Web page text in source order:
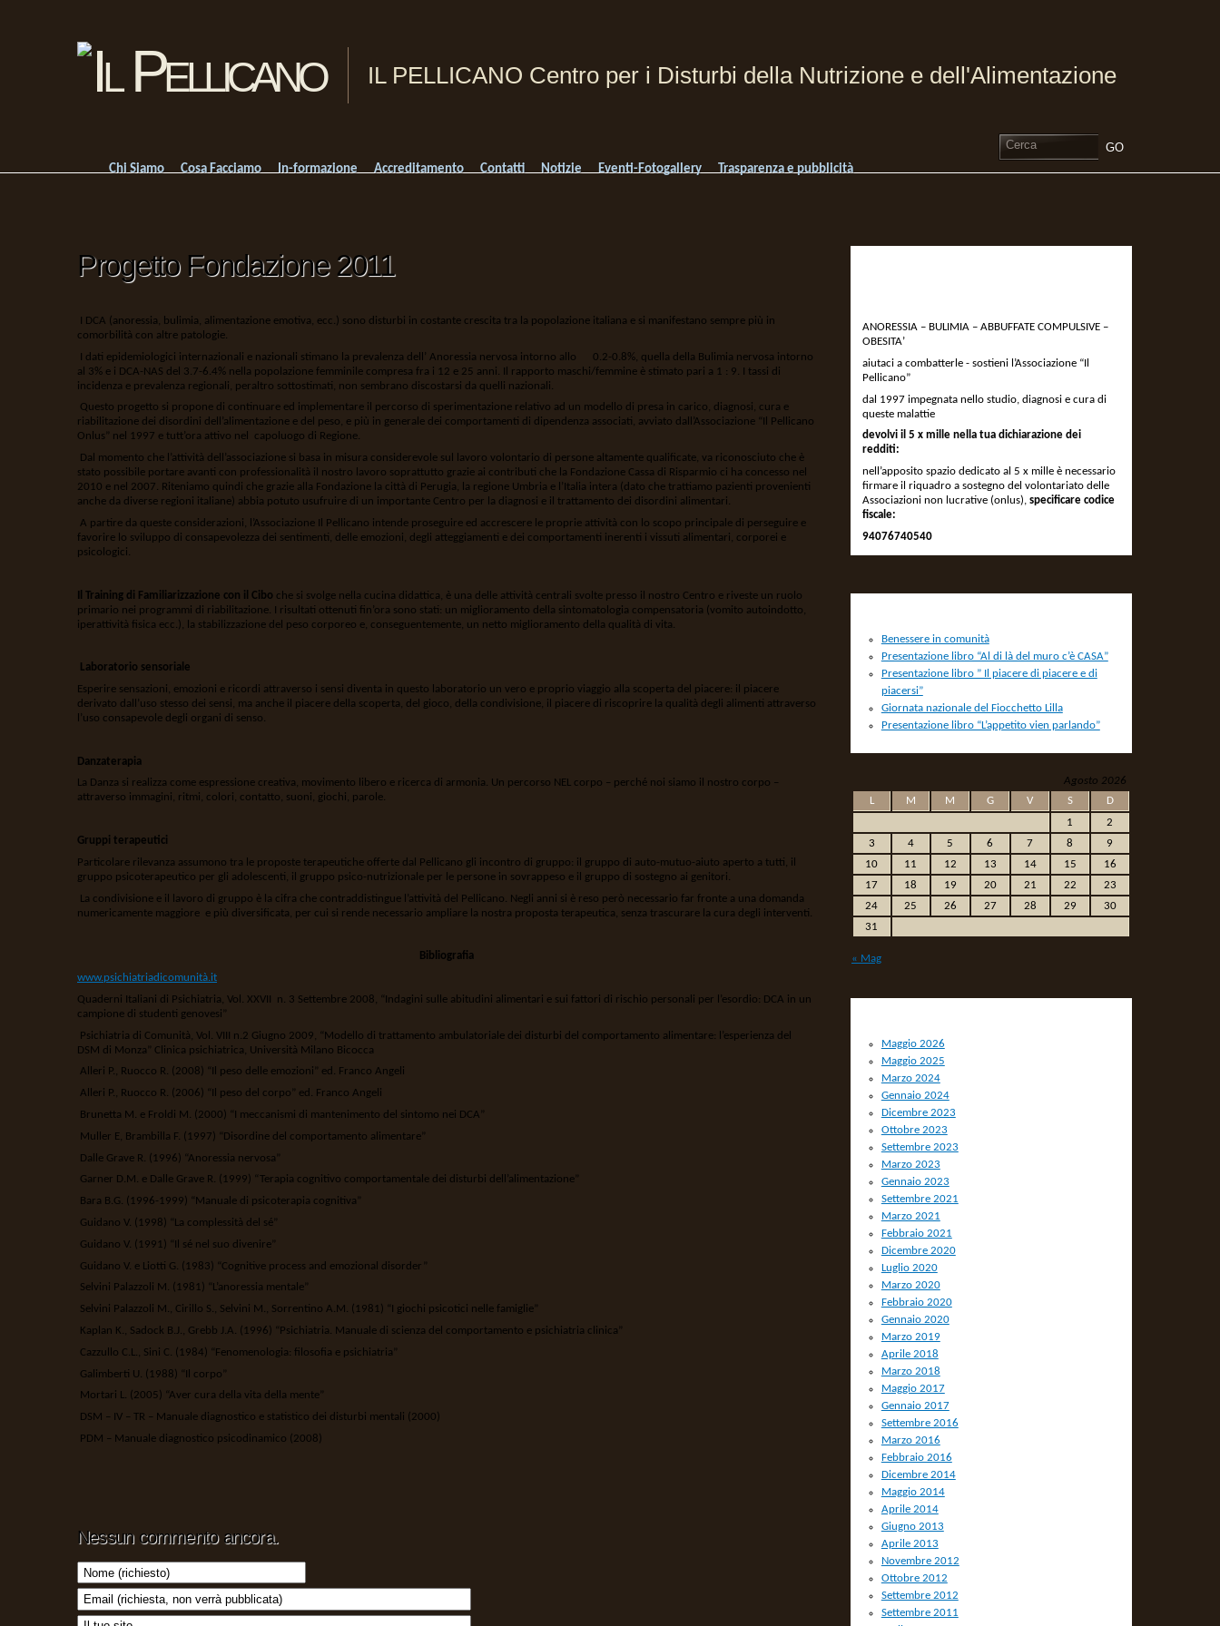
IL PELLICANO Centro per i Disturbi della Nutrizione e dell'Alimentazione
Chi Siamo Cosa Facciamo In-formazione Accreditamento Contatti Notizie Eventi-Fotogallery Trasparenza e pubblicità
Progetto Fondazione 2011
I DCA (anoressia, bulimia, alimentazione emotiva, ecc.) sono disturbi in costante crescita tra la popolazione italiana e si manifestano sempre più in
comorbilità con altre patologie.
I dati epidemiologici internazionali e nazionali stimano la prevalenza dell’ Anoressia nervosa intorno allo 0.2-0.8%, quella della Bulimia nervosa intorno
al 3% e i DCA-NAS del 3.7-6.4% nella popolazione femminile compresa fra i 12 e 25 anni. Il rapporto maschi/femmine è stimato pari a 1 : 9. I tassi di
incidenza e prevalenza regionali, peraltro sottostimati, non sembrano discostarsi da quelli nazionali.
Questo progetto si propone di continuare ed implementare il percorso di sperimentazione relativo ad un modello di presa in carico, diagnosi, cura e
riabilitazione dei disordini dell’alimentazione e del peso, e più in generale dei comportamenti di dipendenza associati, avviato dall’Associazione “Il Pellicano
Onlus” nel 1997 e tutt’ora attivo nel capoluogo di Regione.
Dal momento che l’attività dell’associazione si basa in misura considerevole sul lavoro volontario di persone altamente qualificate, va riconosciuto che è
stato possibile portare avanti con professionalità il nostro lavoro soprattutto grazie ai contributi che la Fondazione Cassa di Risparmio ci ha concesso nel
2010 e nel 2007. Riteniamo quindi che grazie alla Fondazione la città di Perugia, la regione Umbria e l’Italia intera (dato che trattiamo pazienti provenienti
anche da diverse regioni italiane) abbia potuto usufruire di un importante Centro per la diagnosi e il trattamento dei disordini alimentari.
A partire da queste considerazioni, l’Associazione Il Pellicano intende proseguire ed accrescere le proprie attività con lo scopo principale di perseguire e
favorire lo sviluppo di consapevolezza dei sentimenti, delle emozioni, degli atteggiamenti e dei comportamenti inerenti i vissuti alimentari, corporei e
psicologici.
Il Training di Familiarizzazione con il Cibo che si svolge nella cucina didattica, è una delle attività centrali svolte presso il nostro Centro e riveste un ruolo
primario nei programmi di riabilitazione. I risultati ottenuti fin’ora sono stati: un miglioramento della sintomatologia compensatoria (vomito autoindotto,
iperattività fisica ecc.), la stabilizzazione del peso corporeo e, conseguentemente, un netto miglioramento della qualità di vita.
Laboratorio sensoriale
Esperire sensazioni, emozioni e ricordi attraverso i sensi diventa in questo laboratorio un vero e proprio viaggio alla scoperta del piacere: il piacere
derivato dall’uso stesso dei sensi, ma anche il piacere della scoperta, del gioco, della condivisione, il piacere di riscoprire la qualità degli alimenti attraverso
l’uso consapevole degli organi di senso.
Danzaterapia
La Danza si realizza come espressione creativa, movimento libero e ricerca di armonia. Un percorso NEL corpo – perché noi siamo il nostro corpo –
attraverso immagini, ritmi, colori, contatto, suoni, giochi, parole.
Gruppi terapeutici
Particolare rilevanza assumono tra le proposte terapeutiche offerte dal Pellicano gli incontro di gruppo: il gruppo di auto-mutuo-aiuto aperto a tutti, il
gruppo psicoterapeutico per gli adolescenti, il gruppo psico-nutrizionale per le persone in sovrappeso e il gruppo di sostegno ai genitori.
La condivisione e il lavoro di gruppo è la cifra che contraddistingue l’attività del Pellicano. Negli anni si è reso però necessario far fronte a una domanda
numericamente maggiore e più diversificata, per cui si rende necessario ampliare la nostra proposta terapeutica, senza trascurare la cura degli interventi.
Bibliografia
www.psichiatriadicomunità.it
Quaderni Italiani di Psichiatria, Vol. XXVII n. 3 Settembre 2008, “Indagini sulle abitudini alimentari e sui fattori di rischio personali per l’esordio: DCA in un
campione di studenti genovesi”
Psichiatria di Comunità, Vol. VIII n.2 Giugno 2009, “Modello di trattamento ambulatoriale dei disturbi del comportamento alimentare: l’esperienza del
DSM di Monza” Clinica psichiatrica, Università Milano Bicocca
Alleri P., Ruocco R. (2008) “Il peso delle emozioni” ed. Franco Angeli
Alleri P., Ruocco R. (2006) “Il peso del corpo” ed. Franco Angeli
Brunetta M. e Froldi M. (2000) “I meccanismi di mantenimento del sintomo nei DCA”
Muller E, Brambilla F. (1997) “Disordine del comportamento alimentare”
Dalle Grave R. (1996) “Anoressia nervosa”
Garner D.M. e Dalle Grave R. (1999) “Terapia cognitivo comportamentale dei disturbi dell’alimentazione”
Bara B.G. (1996-1999) “Manuale di psicoterapia cognitiva”
Guidano V. (1998) “La complessità del sé”
Guidano V. (1991) “Il sé nel suo divenire”
Guidano V. e Liotti G. (1983) “Cognitive process and emozional disorder”
Selvini Palazzoli M. (1981) “L’anoressia mentale”
Selvini Palazzoli M., Cirillo S., Selvini M., Sorrentino A.M. (1981) “I giochi psicotici nelle famiglie”
Kaplan K., Sadock B.J., Grebb J.A. (1996) “Psichiatria. Manuale di scienza del comportamento e psichiatria clinica”
Cazzullo C.L., Sini C. (1984) “Fenomenologia: filosofia e psichiatria”
Galimberti U. (1988) “Il corpo”
Mortari L. (2005) “Aver cura della vita della mente”
DSM – IV – TR – Manuale diagnostico e statistico dei disturbi mentali (2000)
PDM – Manuale diagnostico psicodinamico (2008)
Nessun commento ancora.
ANORESSIA – BULIMIA – ABBUFFATE COMPULSIVE –
OBESITA’
aiutaci a combatterle - sostieni l’Associazione “Il
Pellicano”
dal 1997 impegnata nello studio, diagnosi e cura di
queste malattie
devolvi il 5 x mille nella tua dichiarazione dei
redditi:
nell’apposito spazio dedicato al 5 x mille è necessario
firmare il riquadro a sostegno del volontariato delle
Associazioni non lucrative (onlus), specificare codice
fiscale:
94076740540
Benessere in comunità
Presentazione libro “Al di là del muro c’è CASA”
Presentazione libro ” Il piacere di piacere e di
piacersi”
Giornata nazionale del Fiocchetto Lilla
Presentazione libro “L’appetito vien parlando”
Agosto 2026
L
M M G V S
D
1
2
3
4 5 6 7 8
9
10
11 12 13 14 15
16
17
18 19 20 21 22
23
24
25 26 27 28 29
30
31
« Mag
Maggio 2026
Maggio 2025
Marzo 2024
Gennaio 2024
Dicembre 2023
Ottobre 2023
Settembre 2023
Marzo 2023
Gennaio 2023
Settembre 2021
Marzo 2021
Febbraio 2021
Dicembre 2020
Luglio 2020
Marzo 2020
Febbraio 2020
Gennaio 2020
Marzo 2019
Aprile 2018
Marzo 2018
Maggio 2017
Gennaio 2017
Settembre 2016
Marzo 2016
Febbraio 2016
Dicembre 2014
Maggio 2014
Aprile 2014
Giugno 2013
Aprile 2013
Novembre 2012
Ottobre 2012
Settembre 2012
Settembre 2011